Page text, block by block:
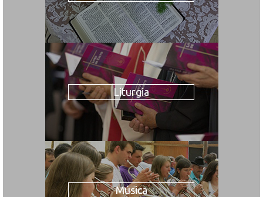
Liturgia
Música